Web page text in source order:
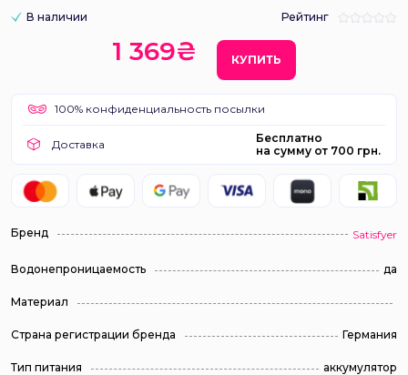
В наличии Рейтинг
1 369₴ КУПИТЬ
100% конфиденциальность посылки
Доставка
Бесплатно
на сумму от 700 грн.
Бренд Satisfyer
Водонепроницаемость да
Материал
Страна регистрации бренда Германия
Тип питания аккумулятор